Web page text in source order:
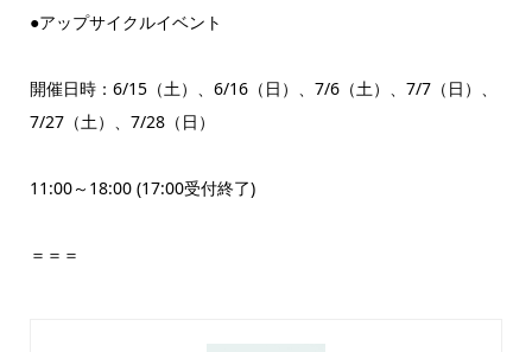
●アップサイクルイベント
開催日時：6/15（土）、6/16（日）、7/6（土）、7/7（日）、
7/27（土）、7/28（日）
11:00～18:00 (17:00受付終了)
＝＝＝